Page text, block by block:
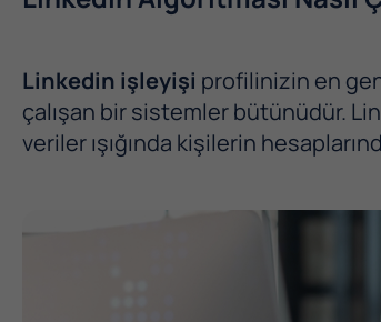
Linkedin işleyişi profilinizin en
çalışan bir sistemler bütünüdür.
veriler ışığında kişilerin